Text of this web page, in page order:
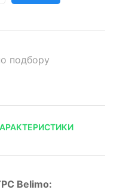
подбору
Belimo: